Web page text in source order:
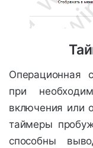
Операционная
при
включения или
таймеры
способны